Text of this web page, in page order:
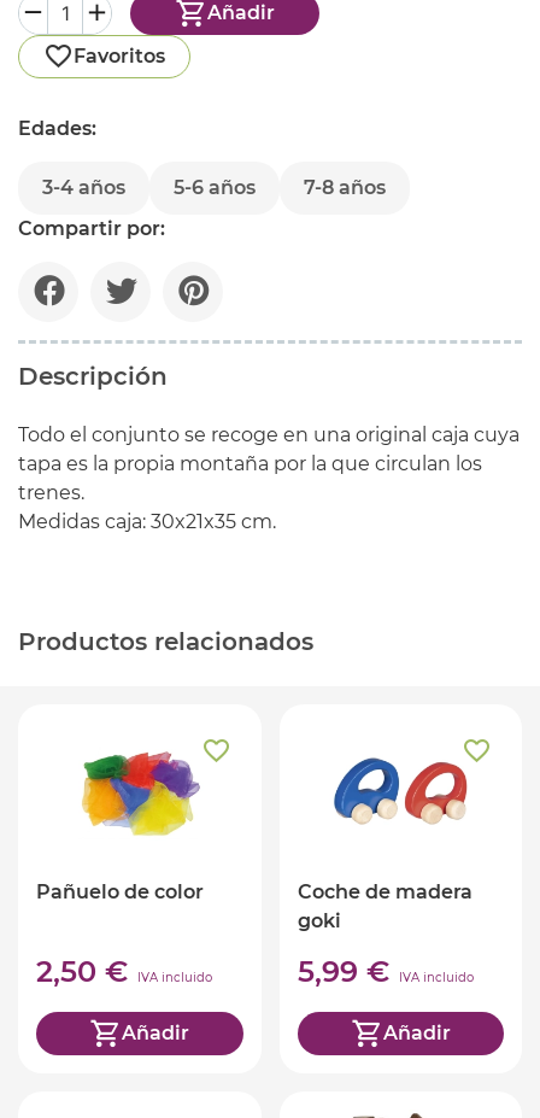
Añadir
Favoritos
Edades:
3-4 años 5-6 años
7-8 años
Compartir por:
Descripción
Todo el conjunto se recoge en una original caja cuya
tapa es la propia montaña por la que circulan los
trenes.
Medidas caja: 30x21x35 cm.
Productos relacionados
Pañuelo de color
2,50 € IVA incluido
Añadir
Coche de madera
goki
5,99 € IVA incluido
Añadir